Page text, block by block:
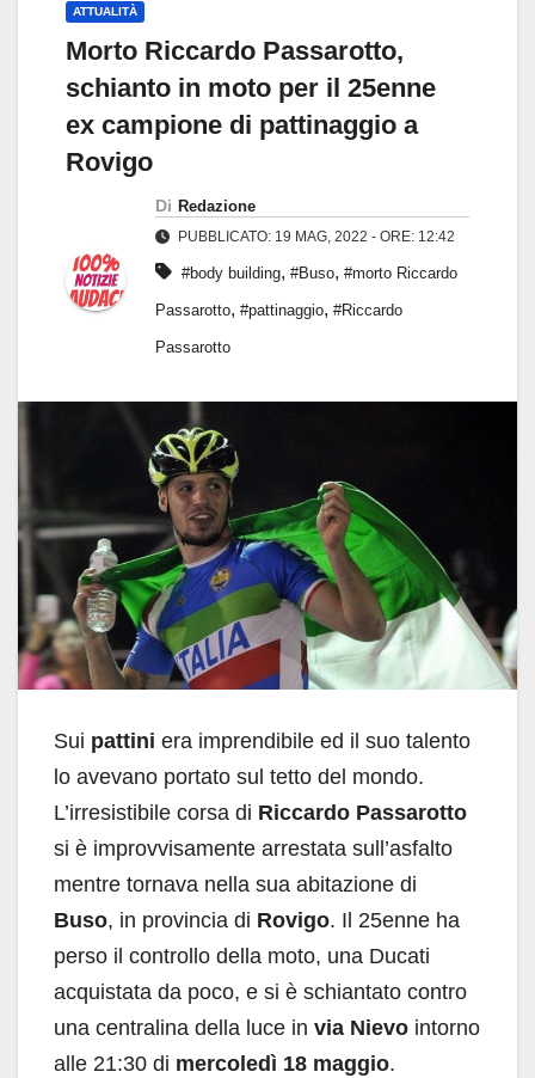
ATTUALITÀ
Morto Riccardo Passarotto,
schianto in moto per il 25enne
ex campione di pattinaggio a
Rovigo
Di Redazione
PUBBLICATO: 19 MAG, 2022 - ORE: 12:42
#body building, #Buso, #morto Riccardo
Passarotto, #pattinaggio, #Riccardo
Passarotto
Sui pattini era imprendibile ed il suo talento
lo avevano portato sul tetto del mondo.
L’irresistibile corsa di Riccardo Passarotto
si è improvvisamente arrestata sull’asfalto
mentre tornava nella sua abitazione di
Buso, in provincia di Rovigo. Il 25enne ha
perso il controllo della moto, una Ducati
acquistata da poco, e si è schiantato contro
una centralina della luce in via Nievo intorno
alle 21:30 di mercoledì 18 maggio.